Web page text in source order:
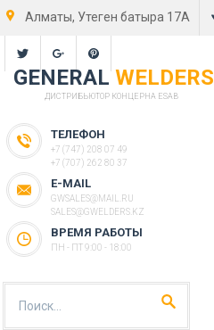
Алматы, Утеген батыра 17А
GENERALWELDERS
ДИСТРИБЬЮТОР КОНЦЕРНА ESAB
ТЕЛЕФОН
+7 (747) 208 07 49
+7 (707) 262 80 37
E-MAIL
GWSALES@MAIL.RU
SALES@GWELDERS.KZ
ВРЕМЯ РАБОТЫ
ПН - ПТ 9:00 - 18:00